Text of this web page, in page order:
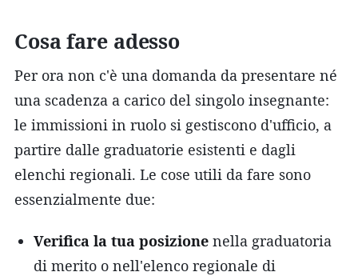
Cosa fare adesso
Per ora non c'è una domanda da presentare né
una scadenza a carico del singolo insegnante:
le immissioni in ruolo si gestiscono d'ufficio, a
partire dalle graduatorie esistenti e dagli
elenchi regionali. Le cose utili da fare sono
essenzialmente due:
Verifica la tua posizione nella graduatoria
di merito o nell'elenco regionale di